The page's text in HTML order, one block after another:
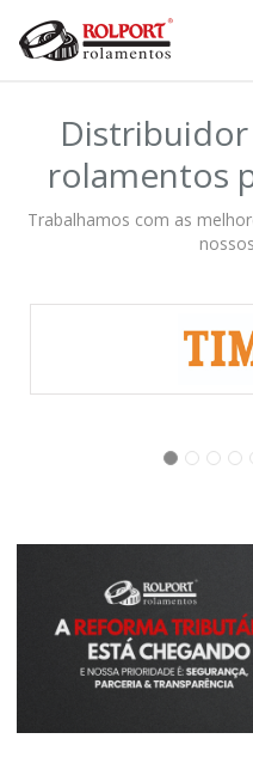
rolamentos
Trabalhamos com as